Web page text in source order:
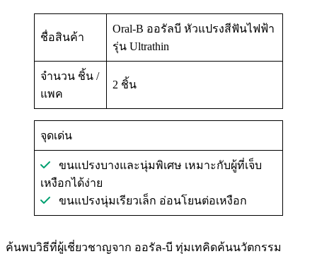
ชื่อสินค้า
Oral-B ออรัลบี หัวแปรงสีฟันไฟฟ้า
รุ่น Ultrathin
จำนวน ชิ้น /
แพค
2 ชิ้น
จุดเด่น
ขนแปรงบางและนุ่มพิเศษ เหมาะกับผู้ที่เจ็บ
เหงือกได้ง่าย
ขนแปรงนุ่มเรียวเล็ก อ่อนโยนต่อเหงือก
ค้นพบวิธีที่ผู้เชี่ยวชาญจาก ออรัล-บี ทุ่มเทคิดค้นนวัตกรรม